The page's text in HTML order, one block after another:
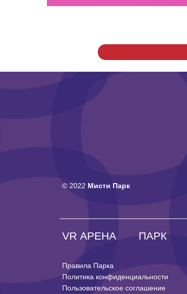
© 2022 Мисти Парк
Правила Парка
Политика конфиденциальности
Пользовательское соглашение
ПАРК
VR АРЕНА